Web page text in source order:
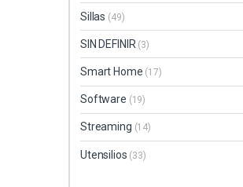
Sillas (49)
SIN DEFINIR (3)
Smart Home (17)
Software (19)
Streaming (14)
Utensilios (33)